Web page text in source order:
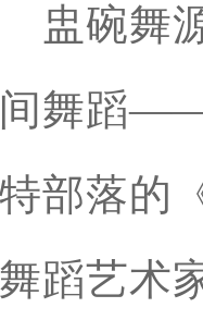
碗舞源
舞蹈
部落的
蹈艺术